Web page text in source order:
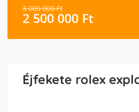
3 000 000Ft
2 500 000 Ft
Éjfekete rolex